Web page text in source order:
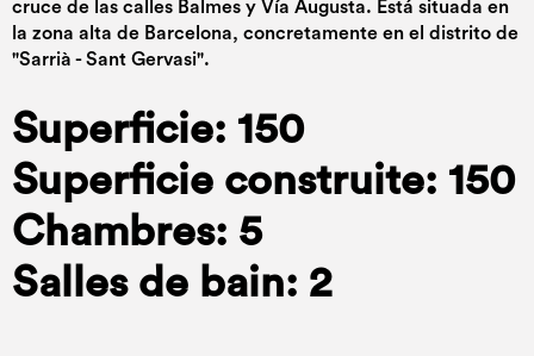
cruce de las calles Balmes y Vía Augusta. Está situada en
la zona alta de Barcelona, concretamente en el distrito de
"Sarrià - Sant Gervasi".
Superficie: 150
Superficie construite: 150
Chambres: 5
Salles de bain: 2